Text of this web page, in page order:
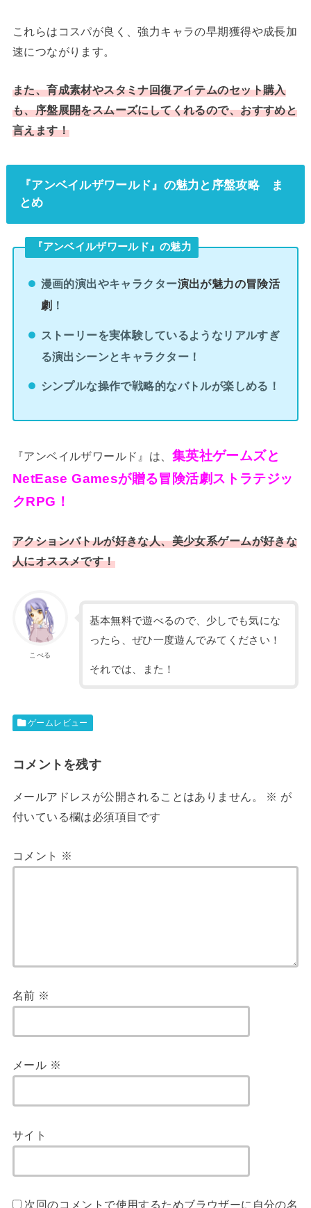
これらはコスパが良く、強力キャラの早期獲得や成長加
速につながります。
また、育成素材やスタミナ回復アイテムのセット購入
も、序盤展開をスムーズにしてくれるので、おすすめと
言えます！
『アンベイルザワールド』の魅力と序盤攻略 ま
とめ
『アンベイルザワールド』の魅力
漫画的演出やキャラクター演出が魅力の冒険活
劇 ！
ストーリーを実体験しているようなリアルすぎ
る演出シーンとキャラクター！
シンプルな操作で戦略的なバトルが楽しめる！
『アンベイルザワールド』は、 集英社ゲームズと
NetEase Gamesが贈る冒険活劇ストラテジッ
クRPG！
アクションバトルが好きな人、美少女系ゲームが好きな
人にオススメです！
こぺる
基本無料で遊べるので、少しでも気にな
ったら、ぜひ一度遊んでみてください！
それでは、また！
ゲームレビュー
コメントを残す
メールアドレスが公開されることはありません。 ※ が
付いている欄は必須項目です
コメント ※
名前 ※
メール ※
サイト
次回のコメントで使用するためブラウザーに自分の名